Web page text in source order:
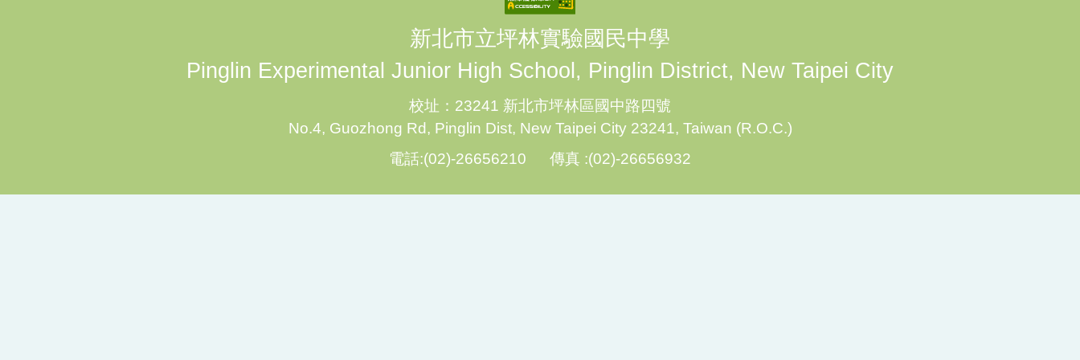
新北市立坪林實驗國民中學
Pinglin Experimental Junior High School, Pinglin District, New Taipei City
校址：23241 新北市坪林區國中路四號
No.4, Guozhong Rd, Pinglin Dist, New Taipei City 23241, Taiwan (R.O.C.)
電話:(02)-26656210 傳真 :(02)-26656932